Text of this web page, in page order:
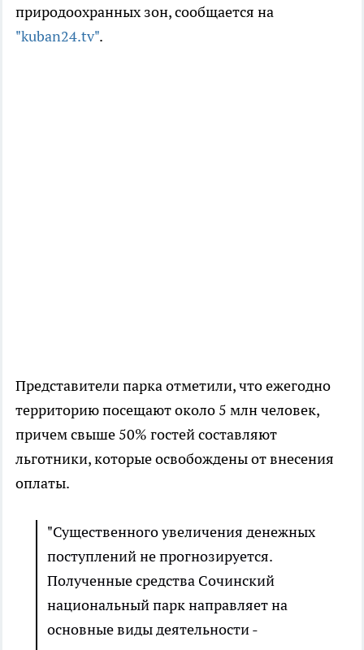
природоохранных зон, сообщается на
"kuban24.tv".
Представители парка отметили, что ежегодно
территорию посещают около 5 млн человек,
причем свыше 50% гостей составляют
льготники, которые освобождены от внесения
оплаты.
"Существенного увеличения денежных
поступлений не прогнозируется.
Полученные средства Сочинский
национальный парк направляет на
основные виды деятельности -